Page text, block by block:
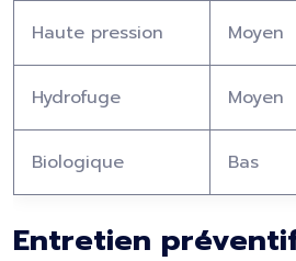
Haute pression Moyen
Hydrofuge Moyen
Biologique Bas
Entretien